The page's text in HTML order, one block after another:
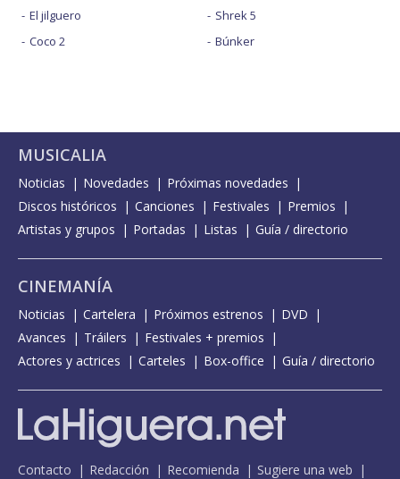
El jilguero
Coco 2
Shrek 5
Búnker
MUSICALIA
Noticias Novedades
Próximas novedades
Discos históricos
Canciones Festivales
Premios
Artistas y grupos
Portadas Listas Guía / directorio
CINEMANÍA
Noticias Cartelera Próximos estrenos
DVD
Avances
Tráilers
Festivales + premios
Actores y actrices
Carteles Box-office Guía / directorio
Contacto Redacción Recomienda
Sugiere una web